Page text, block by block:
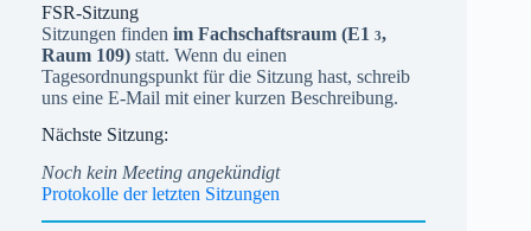
FSR-Sitzung
Sitzungen finden im Fachschaftsraum (E1 3,
Raum 109) statt. Wenn du einen
Tagesordnungspunkt für die Sitzung hast, schreib
uns eine E-Mail mit einer kurzen Beschreibung.
Nächste Sitzung:
Protokolle der letzten Sitzungen